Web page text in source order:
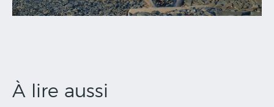
À lire aussi